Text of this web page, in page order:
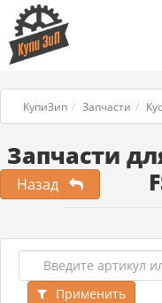
КупиЗип Запчасти
Запчасти
Назад
Применить